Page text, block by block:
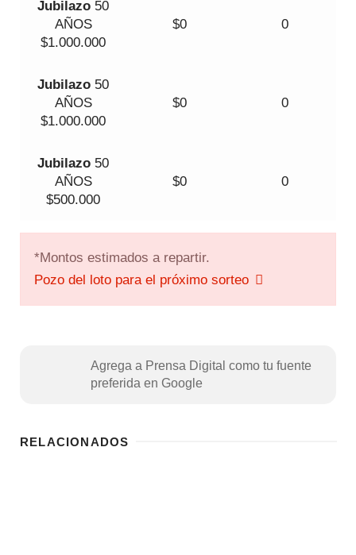
Jubilazo 50
AÑOS
$1.000.000
$0 0
Jubilazo 50
AÑOS
$1.000.000
$0 0
Jubilazo 50
AÑOS
$500.000
$0 0
*Montos estimados a repartir.
Pozo del loto para el próximo sorteo
Agrega a Prensa Digital como tu fuente
preferida en Google
RELACIONADOS